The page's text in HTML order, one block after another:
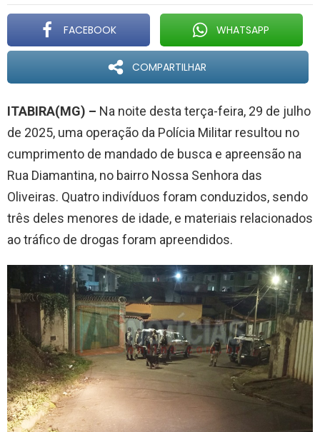
FACEBOOK WHATSAPP
COMPARTILHAR
ITABIRA(MG) – Na noite desta terça-feira, 29 de julho
de 2025, uma operação da Polícia Militar resultou no
cumprimento de mandado de busca e apreensão na
Rua Diamantina, no bairro Nossa Senhora das
Oliveiras. Quatro indivíduos foram conduzidos, sendo
três deles menores de idade, e materiais relacionados
ao tráfico de drogas foram apreendidos.